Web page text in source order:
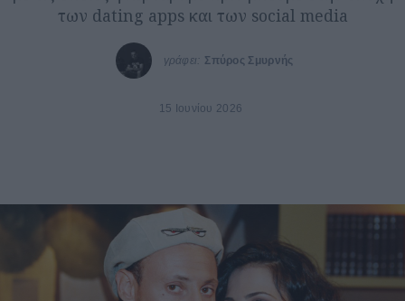
των dating apps και των social media
γράφει: Σπύρος Σμυρνής
15 Ιουνίου 2026